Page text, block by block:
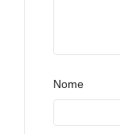
Nome